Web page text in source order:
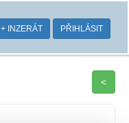
+ INZERÁT PŘIHLÁSIT
<